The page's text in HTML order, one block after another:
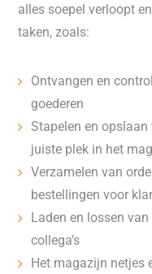
alles soepel verloopt
taken, zoals:
Ontvangen en
goederen
Stapelen en
juiste plek in het
Verzamelen van
bestellingen voor
Laden en lossen
collega’s
Het magazijn netjes